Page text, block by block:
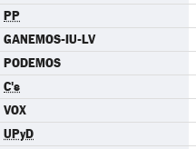
PP
GANEMOS-IU-LV
PODEMOS
C's
VOX
UPyD